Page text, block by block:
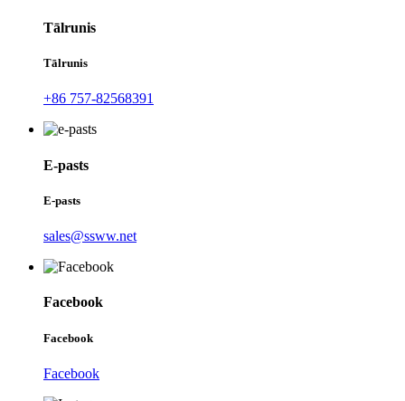
Tālrunis
Tālrunis
+86 757-82568391
E-pasts
E-pasts
sales@ssww.net
Facebook
Facebook
Facebook